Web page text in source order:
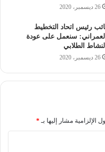
الملتحقين بالكلية بدءًا
“علوم الرياضة”، وهو
شمولية وتعمقًا في هذا
26 ديسمبر، 2020
رئيس اتحاد التخطيط
العمراني: سنعمل على عودة
النشاط الطلابي
26 ديسمبر، 2020
الإلزامية مشار إليها بـ *